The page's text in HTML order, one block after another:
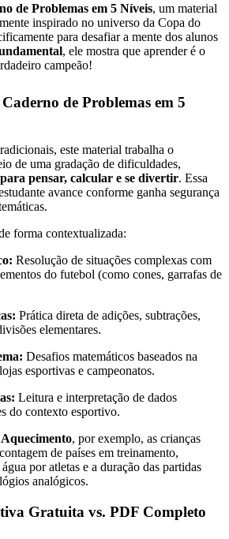
de Problemas em 5 Níveis, um material
inspirado no universo da Copa do
para desafiar a mente dos alunos
, ele mostra que aprender é o
campeão!
de Problemas em 5
este material trabalha o
de uma gradação de dificuldades,
pensar, calcular e se divertir. Essa
avance conforme ganha segurança
.
forma contextualizada:
Resolução de situações complexas com
do futebol (como cones, garrafas de
Prática direta de adições, subtrações,
elementares.
Desafios matemáticos baseados na
esportivas e campeonatos.
Leitura e interpretação de dados
do contexto esportivo.
, por exemplo, as crianças
de países em treinamento,
por atletas e a duração das partidas
analógicos.
Gratuita vs. PDF Completo